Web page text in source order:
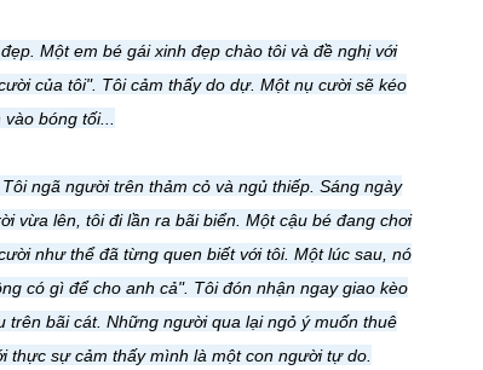
Một em bé gái xinh đẹp chào tôi và đề nghị với
của tôi". Tôi cảm thấy do dự. Một nụ cười sẽ kéo
bóng tối...
ngã người trên thảm cỏ và ngủ thiếp. Sáng ngày
vừa lên, tôi đi lần ra bãi biển. Một cậu bé đang chơi
như thể đã từng quen biết với tôi. Một lúc sau, nó
có gì để cho anh cả". Tôi đón nhận ngay giao kèo
trên bãi cát. Những người qua lại ngỏ ý muốn thuê
sự cảm thấy mình là một con người tự do.